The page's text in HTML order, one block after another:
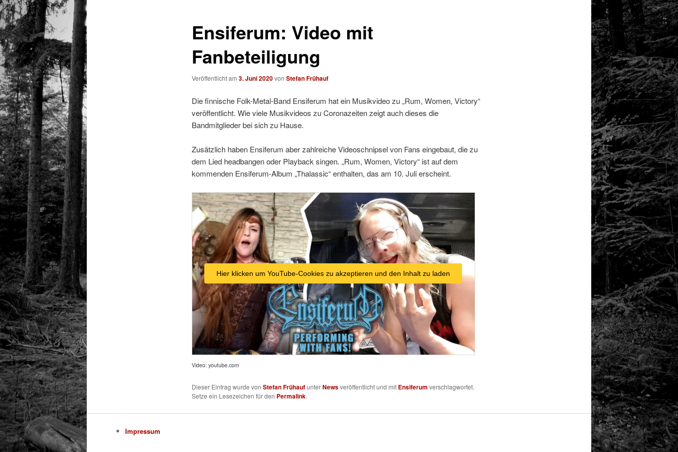
Ensiferum: Video mit
Fanbeteiligung
Veröffentlicht am 3. Juni 2020von Stefan Frühauf
Die finnische Folk-Metal-Band Ensiferum hat ein Musikvideo zu „Rum, Women, Victory“
veröffentlicht. Wie viele Musikvideos zu Coronazeiten zeigt auch dieses die
Bandmitglieder bei sich zu Hause.
Zusätzlich haben Ensiferum aber zahlreiche Videoschnipsel von Fans eingebaut, die zu
dem Lied headbangen oder Playback singen. „Rum, Women, Victory“ ist auf dem
kommenden Ensiferum-Album „Thalassic“ enthalten, das am 10. Juli erscheint.
Hier klicken um YouTube-Cookies zu akzeptieren und den Inhalt zu laden
Video: youtube.com
Dieser Eintrag wurde von Stefan FrühaufunterNewsveröffentlicht und mit Ensiferum verschlagwortet.
Setze ein Lesezeichen für den Permalink.
Impressum